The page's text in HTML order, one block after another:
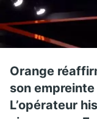
Orange
son
L’opérateur